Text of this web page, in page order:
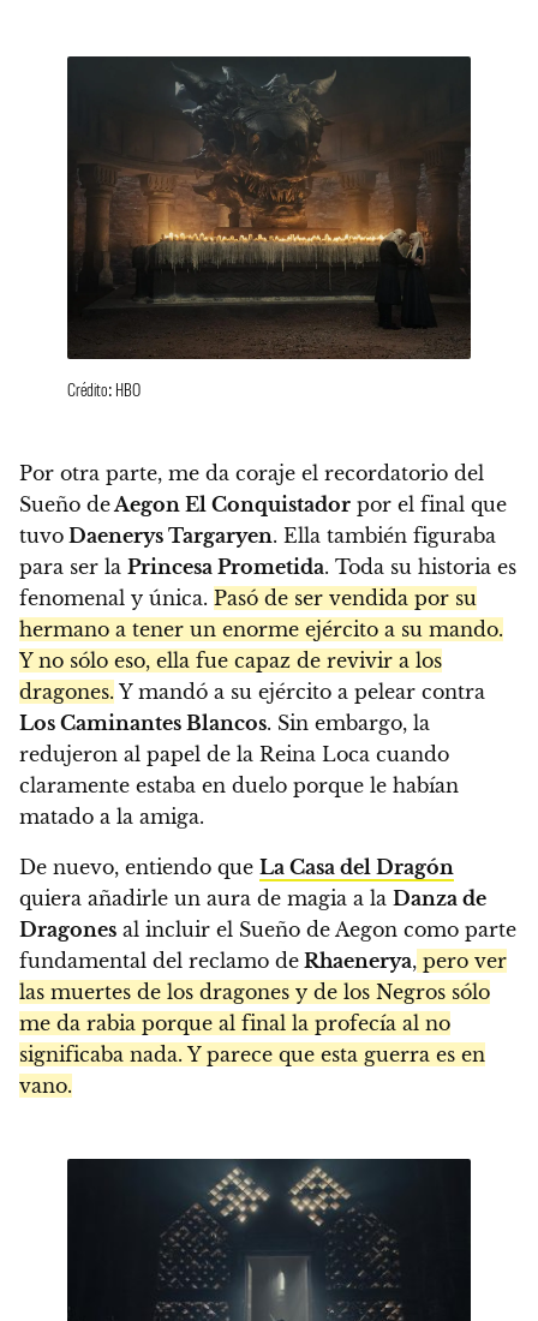
Crédito: HBO
Por otra parte, me da coraje el recordatorio del
Sueño deAegon El Conquistador por el final que
tuvo Daenerys Targaryen. Ella también figuraba
para ser la Princesa Prometida. Toda su historia es
fenomenal y única. Pasó de ser vendida por su
hermano a tener un enorme ejército a su mando.
Y no sólo eso, ella fue capaz de revivir a los
dragones. Y mandó a su ejército a pelear contra
Los Caminantes Blancos. Sin embargo, la
redujeron al papel de la Reina Loca cuando
claramente estaba en duelo porque le habían
matado a la amiga.
De nuevo, entiendo que La Casa del Dragón
quiera añadirle un aura de magia a la Danza de
Dragones al incluir el Sueño de Aegon como parte
fundamental del reclamo de Rhaenerya, pero ver
las muertes de los dragones y de los Negros sólo
me da rabia porque al final la profecía al no
significaba nada. Y parece que esta guerra es en
vano.